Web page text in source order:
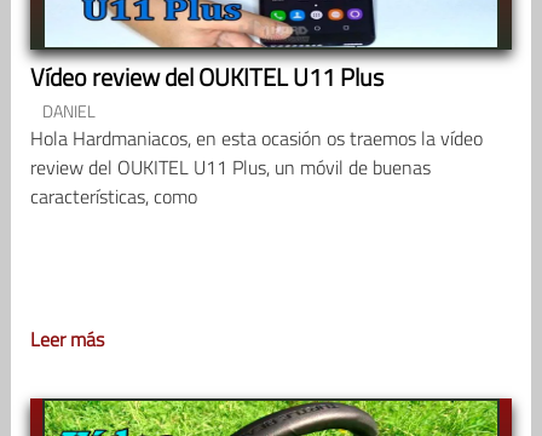
Vídeo review del OUKITEL U11 Plus
DANIEL
Hola Hardmaniacos, en esta ocasión os traemos la vídeo
review del OUKITEL U11 Plus, un móvil de buenas
características, como
Leer más